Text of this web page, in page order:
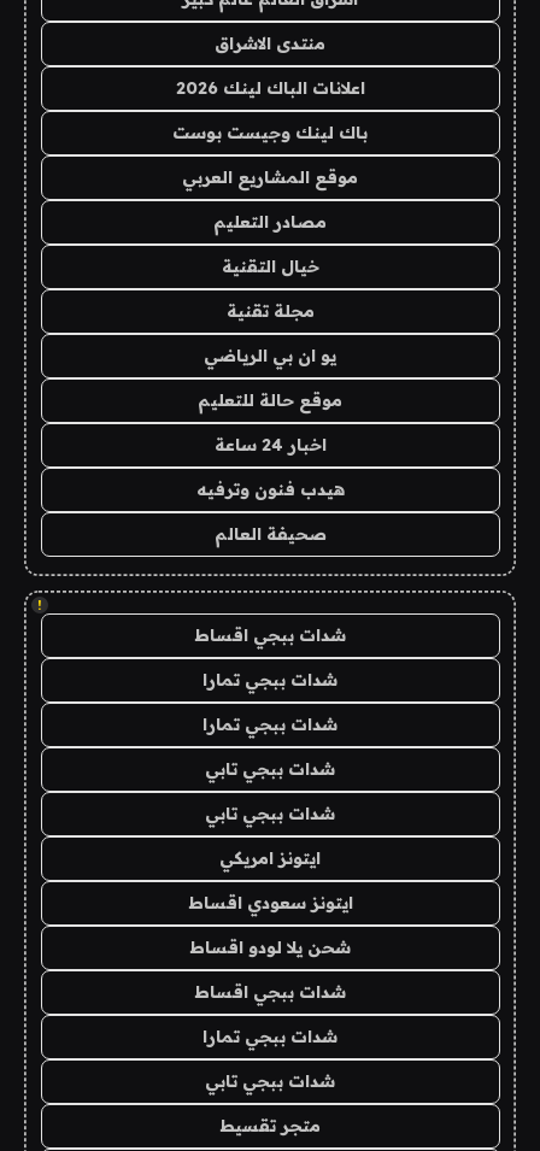
منتدى الاشراق
اعلانات الباك لينك 2026
باك لينك وجيست بوست
موقع المشاريع العربي
مصادر التعليم
خيال التقنية
مجلة تقنية
يو ان بي الرياضي
موقع حالة للتعليم
اخبار 24 ساعة
هيدب فنون وترفيه
صحيفة العالم
!
شدات ببجي اقساط
شدات ببجي تمارا
شدات ببجي تمارا
شدات ببجي تابي
شدات ببجي تابي
ايتونز امريكي
ايتونز سعودي اقساط
شحن يلا لودو اقساط
شدات ببجي اقساط
شدات ببجي تمارا
شدات ببجي تابي
متجر تقسيط